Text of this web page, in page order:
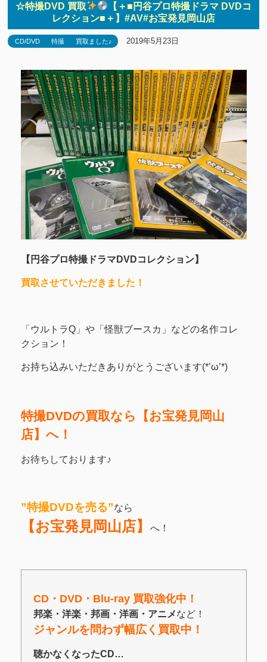
☆特撮DVD 買取
【＋■円谷プロ特撮ドラマ DVDコ
レクション■＋】#AV#お宝発見岡山店
CD/DVD 特撮 買取ました♪ 2019年5月23日
【円谷プロ特撮ドラマDVDコレクション】
買取させていただきました！
「ウルトラQ」や「怪獣ブースカ」などの名作コレ
クション！
お持ち込みいただきありがとうございます(*’ω’*)
特撮DVDの買取なら【お宝発見岡山
店】へ！
お待ちしております♪
”特撮DVDを売る”なら
【お宝発見岡山店】 へ！
CD・DVD・Blu-ray 買取強化中！
邦楽・洋楽・邦画・洋画・アニメなど！
ジャンルを問わず幅広く買取中！
聴かなくなったCD…